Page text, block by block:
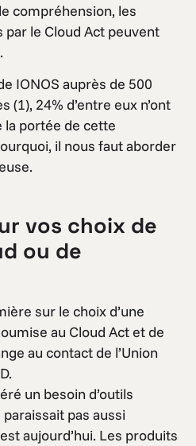
compréhension, les
le Cloud Act peuvent
IONOS auprès de 500
24% d’entre eux n’ont
la portée de cette
il nous faut aborder
vos choix de
ou de
sur le choix d’une
au Cloud Act et de
au contact de l’Union
un besoin d’outils
pas aussi
aujourd’hui. Les produits